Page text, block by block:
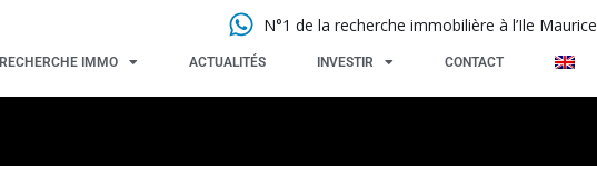
N°1 de la recherche immobilière à l’Ile Maurice
RECHERCHE IMMO ACTUALITÉS INVESTIR CONTACT